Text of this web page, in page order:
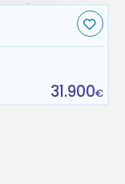
31.900€